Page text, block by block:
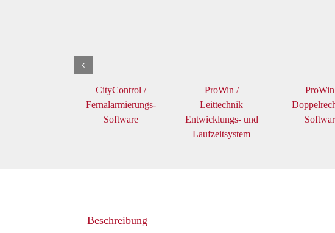
CityControl /
Fernalarmierungs-
Software
ProWin /
Leittechnik
Entwicklungs- und
Laufzeitsystem
Beschreibung